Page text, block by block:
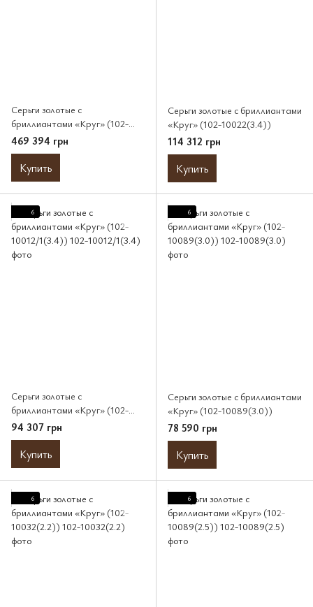
Серьги золотые с
бриллиантами «Круг» (102-
10151(5.1))
469 394 грн
Купить
Серьги золотые с бриллиантами
«Круг» (102-10022(3.4))
114 312 грн
Купить
6
Серьги золотые с
бриллиантами «Круг» (102-
10012/1(3.4))
94 307 грн
Купить
6
Серьги золотые с бриллиантами
«Круг» (102-10089(3.0))
78 590 грн
Купить
6 6